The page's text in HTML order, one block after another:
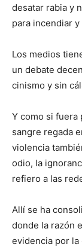
desatar rabia y
para incendiar
Los medios
un debate
cinismo y sin
Y como si fuera
sangre regada
violencia
odio, la
refiero a las
Allí se ha
donde la razón
evidencia por